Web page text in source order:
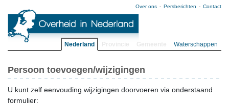
Over ons Persberichten Contact
Nederland Waterschappen
Persoon toevoegen/wijzigingen
U kunt zelf eenvouding wijzigingen doorvoeren via onderstaand
formulier: